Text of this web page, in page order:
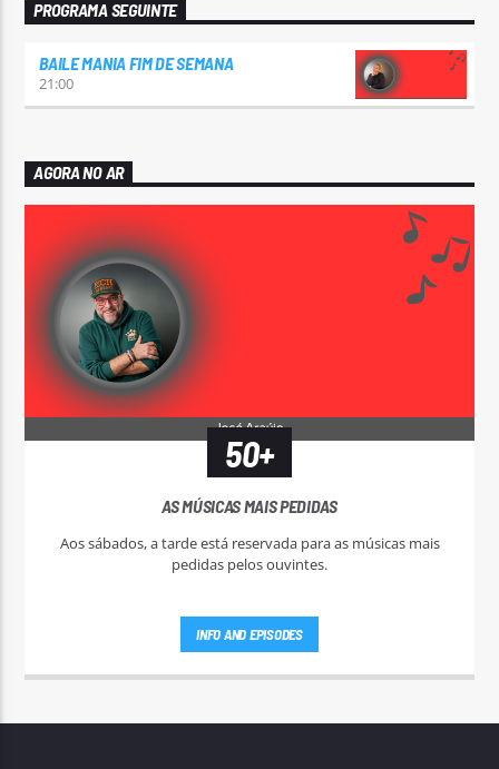
PROGRAMA SEGUINTE
BAILE MANIA FIM DE SEMANA
21:00
AGORA NO AR
50+
AS MÚSICAS MAIS PEDIDAS
Aos sábados, a tarde está reservada para as músicas mais
pedidas pelos ouvintes.
INFO AND EPISODES